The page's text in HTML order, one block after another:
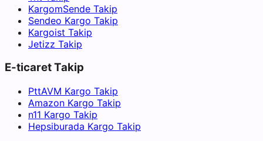
KargomSende Takip
Sendeo Kargo Takip
Kargoist Takip
Jetizz Takip
E-ticaret Takip
PttAVM Kargo Takip
Amazon Kargo Takip
n11 Kargo Takip
Hepsiburada Kargo Takip